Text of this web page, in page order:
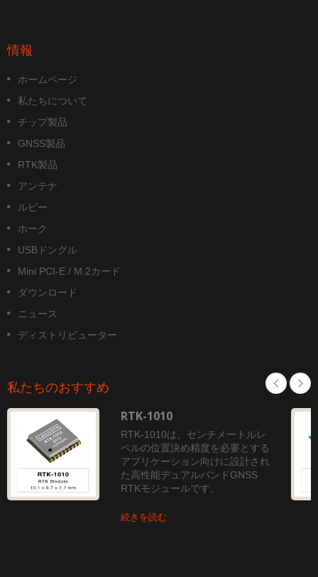
情報
ホームページ
私たちについて
チップ製品
GNSS製品
RTK製品
アンテナ
ルビー
ホーク
USBドングル
Mini PCI-E / M.2カード
ダウンロード
ニュース
ディストリビューター
私たちのおすすめ
RTK-1010
RTK-1010は、センチメートルレ
ベルの位置決め精度を必要とする
アプリケーション向けに設計され
た高性能デュアルバンドGNSS
RTKモジュールです。
続きを読む